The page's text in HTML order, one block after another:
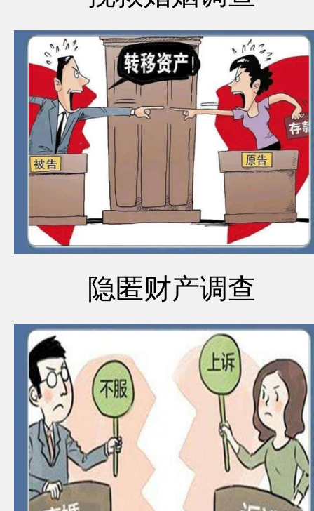
隐匿财产调查